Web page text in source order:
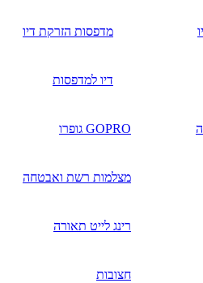
מדפסות הזרקת דיו
דיו למדפסות
GOPRO גופרו
מצלמות רשת ואבטחה
רינג לייט תאורה
חצובות